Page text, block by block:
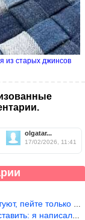
из старых джинсов
olgatar...
17/02/2026, 11:41
только когда
я написала статью